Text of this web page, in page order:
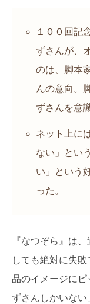
１００回記
ずさんが、
のは、脚本
んの意向。
ずさんを意
ネット上に
ない」とい
い」という
った。
『なつぞら』は
しても絶対に失
品のイメージに
ずさんしかいない